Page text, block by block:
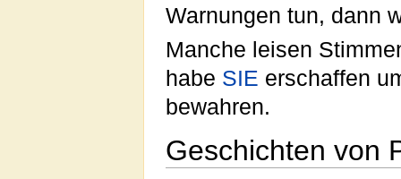
Warnungen tun, dann
Manche leisen
habe SIE erschaffen
bewahren.
Geschichten von